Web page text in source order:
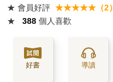
★ 會員好評 ★★★★★（2）
★
388 個人喜歡
好書 導讀